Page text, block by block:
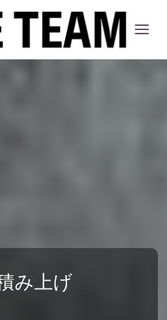
ちー
む
み上げ